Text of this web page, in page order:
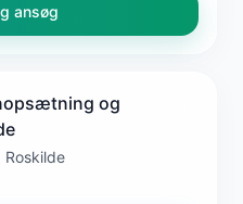
ansøg
og
Roskilde